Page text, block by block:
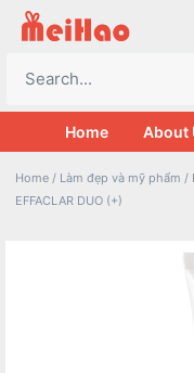
Home About
Home / Làm đẹp và mỹ phẩm /
EFFACLAR DUO (+)